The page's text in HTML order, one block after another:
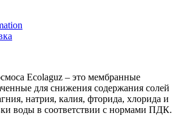
Ecolaguz – это мембранные
для снижения содержания солей
натрия, калия, фторида, хлорида и
воды в соответствии с нормами ПДК.